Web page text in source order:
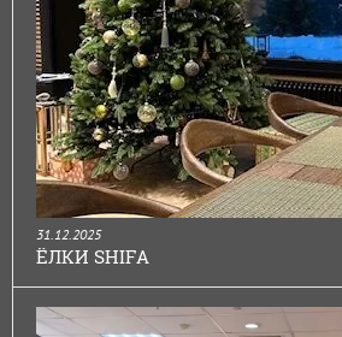
31.12.2025
ЁЛКИ SHIFA